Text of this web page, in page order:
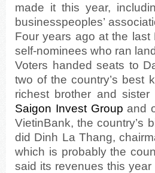
made it this year,
businesspeoples’
Four years ago at the
self-nominees who ran
Voters handed seats to
two of the country’s best
richest brother and
Saigon Invest Group and
VietinBank, the country’s
did Dinh La Thang,
which is probably the
said its revenues this